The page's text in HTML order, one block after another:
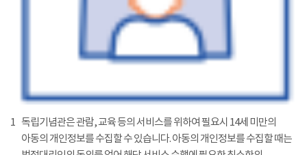
1 독립기념관은 관람, 교육 등의 서비스를 위하여 필요시 14세 미만의
아동의 개인정보를 수집할 수 있습니다. 아동의 개인정보를 수집할 때는